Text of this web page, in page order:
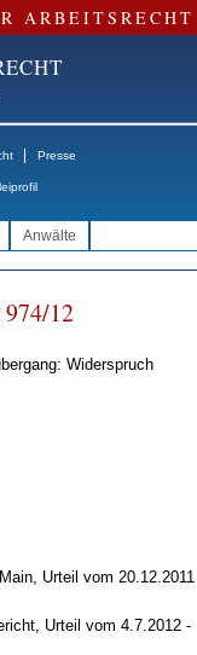
ARBEITSRECHT
Presse
Anwälte
12
Widerspruch
Urteil vom 20.12.2011
Urteil vom 4.7.2012 -